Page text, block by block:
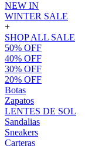
NEW IN
WINTER SALE
+
SHOP ALL SALE
50% OFF
40% OFF
30% OFF
20% OFF
Botas
Zapatos
LENTES DE SOL
Sandalias
Sneakers
Carteras